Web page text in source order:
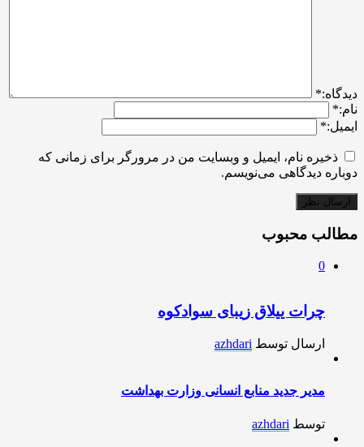
ديدگاه:*
نام:*
ایمیل:*
ذخیره نام، ایمیل و وبسایت من در مرورگر برای زمانی که
دوباره دیدگاهی می‌نویسم.
مطالب محبوب
0
چرات ییلاق زیبای سوادکوه
ارسال توسط azhdari
مدیر جدید منابع انسانی وزارت بهداشت
توسط azhdari